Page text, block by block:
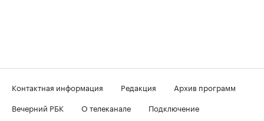
Контактная информация Редакция
Архив программ
Вечерний РБК
О телеканале
Подключение